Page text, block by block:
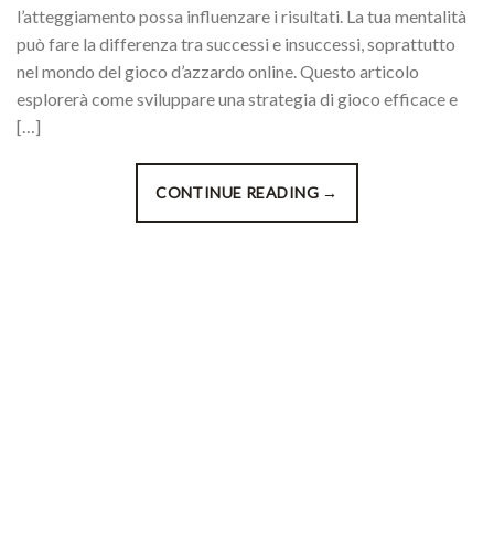
l’atteggiamento possa influenzare i risultati. La tua mentalità
può fare la differenza tra successi e insuccessi, soprattutto
nel mondo del gioco d’azzardo online. Questo articolo
esplorerà come sviluppare una strategia di gioco efficace e
[…]
CONTINUE READING →